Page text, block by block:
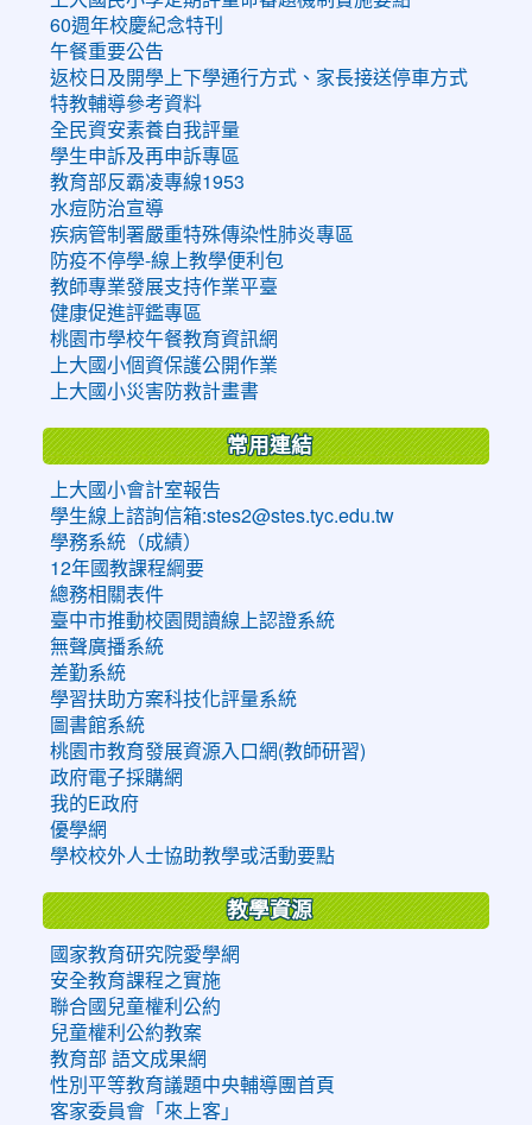
60週年校慶紀念特刊
午餐重要公告
返校日及開學上下學通行方式、家長接送停車方式
特教輔導參考資料
全民資安素養自我評量
學生申訴及再申訴專區
教育部反霸凌專線1953
水痘防治宣導
疾病管制署嚴重特殊傳染性肺炎專區
防疫不停學-線上教學便利包
教師專業發展支持作業平臺
健康促進評鑑專區
桃園市學校午餐教育資訊網
上大國小個資保護公開作業
上大國小災害防救計畫書
常用連結
上大國小會計室報告
學生線上諮詢信箱:stes2@stes.tyc.edu.tw
學務系統（成績）
12年國教課程綱要
總務相關表件
臺中市推動校園閱讀線上認證系統
無聲廣播系統
差勤系統
學習扶助方案科技化評量系統
圖書館系統
桃園市教育發展資源入口網(教師研習)
政府電子採購網
我的E政府
優學網
學校校外人士協助教學或活動要點
教學資源
國家教育研究院愛學網
安全教育課程之實施
聯合國兒童權利公約
兒童權利公約教案
教育部 語文成果網
性別平等教育議題中央輔導團首頁
客家委員會「來上客」